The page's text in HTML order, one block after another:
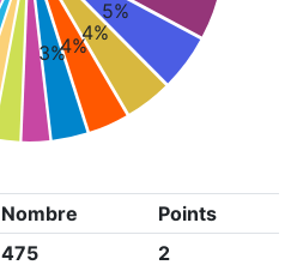
5%
4%
4%
3%
Nombre
Points
475
2